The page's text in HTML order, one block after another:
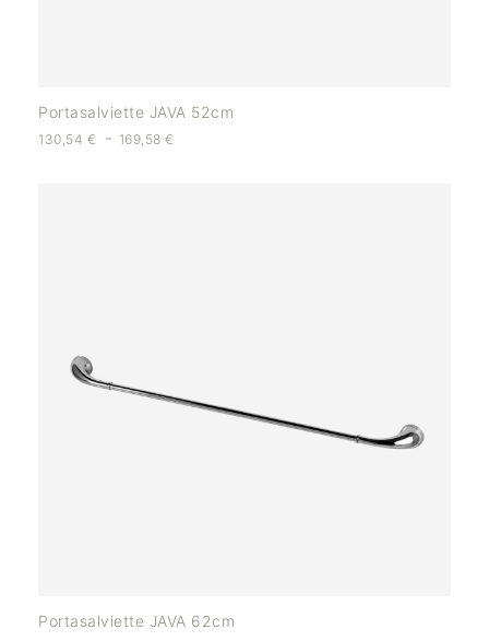
Portasalviette JAVA 52cm
130,54 € - 169,58€
Portasalviette JAVA 62cm